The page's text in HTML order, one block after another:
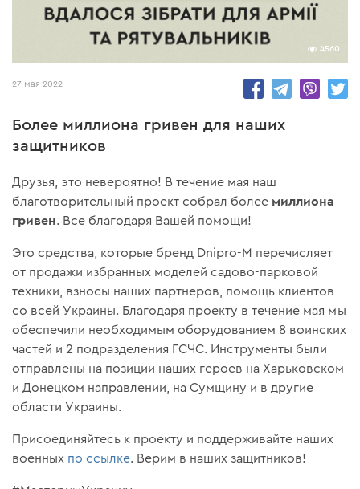
4560
27 мая 2022
Более миллиона гривен для наших
защитников
Друзья, это невероятно! В течение мая наш
благотворительный проект собрал более миллиона
гривен. Все благодаря Вашей помощи!
Это средства, которые бренд Dnipro-M перечисляет
от продажи избранных моделей садово-парковой
техники, взносы наших партнеров, помощь клиентов
со всей Украины. Благодаря проекту в течение мая мы
обеспечили необходимым оборудованием 8 воинских
частей и 2 подразделения ГСЧС. Инструменты были
отправлены на позиции наших героев на Харьковском
и Донецком направлении, на Сумщину и в другие
области Украины.
Присоединяйтесь к проекту и поддерживайте наших
военных по ссылке. Верим в наших защитников!